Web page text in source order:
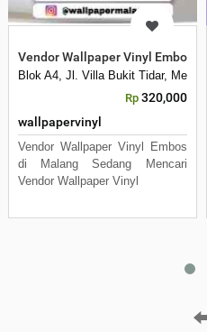
Vendor Wallpaper Vinyl Embos
Blok A4, Jl. Villa Bukit Tidar,
Rp 320,000
wallpapervinyl
Vendor Wallpaper Vinyl Embos
di Malang Sedang Mencari
Vendor Wallpaper Vinyl